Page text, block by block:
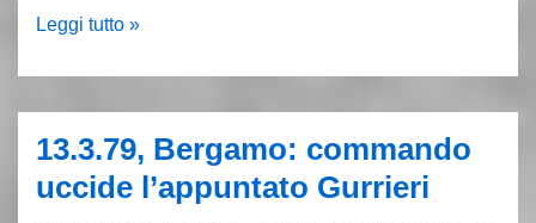
Rivolta
la
polizia
Leggi tutto »
13.3.79, Bergamo: commando
uccide l’appuntato Gurrieri